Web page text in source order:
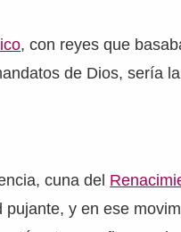
, con reyes que
de Dios, sería
cuna del
pujante, y en ese